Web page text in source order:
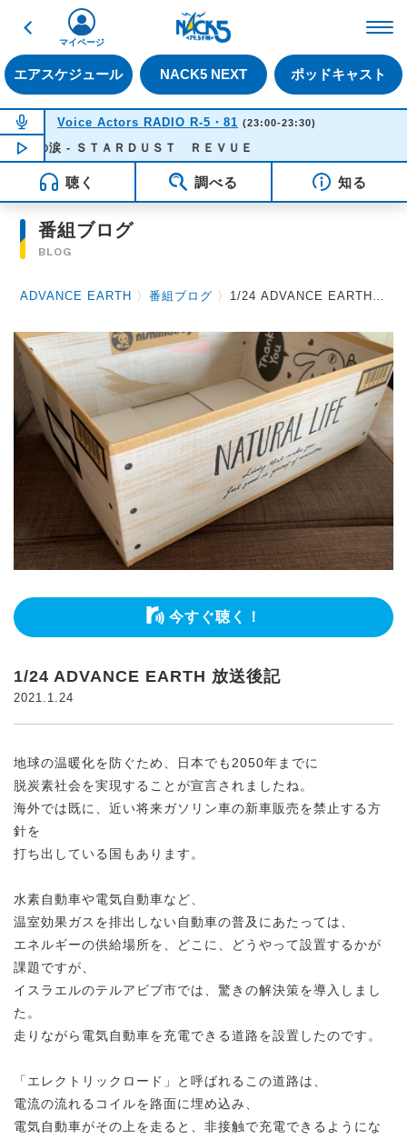
戻る
エアスケジュール NACK5 NEXT ポッドキャスト
マイページ
NOW ON AIR
Voice Actors RADIO R-5・81 (23:00-23:30)
NOW PLAYING 23:23
の涙 - ＳＴＡＲＤＵＳＴ ＲＥＶＵＥ
聴く 調べる 知る
番組ブログ
BLOG
ADVANCE EARTH 〉番組ブログ 〉 1/24 ADVANCE EARTH 放送後記
今すぐ聴く！
1/24 ADVANCE EARTH 放送後記
2021.1.24
地球の温暖化を防ぐため、日本でも2050年までに
脱炭素社会を実現することが宣言されましたね。
海外では既に、近い将来ガソリン車の新車販売を禁止する方
針を
打ち出している国もあります。
水素自動車や電気自動車など、
温室効果ガスを排出しない自動車の普及にあたっては、
エネルギーの供給場所を、どこに、どうやって設置するかが
課題ですが、
イスラエルのテルアビブ市では、驚きの解決策を導入しまし
た。
走りながら電気自動車を充電できる道路を設置したのです。
「エレクトリックロード」と呼ばれるこの道路は、
電流の流れるコイルを路面に埋め込み、
電気自動車がその上を走ると、非接触で充電できるようにな